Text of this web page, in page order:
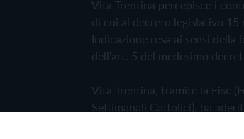
Vita Trentina percepisce i
di cui al decreto legislativo 15
Indicazione resa ai sensi della
dell'art. 5 del medesimo
Vita Trentina, tramite la Fisc
Settimanali Cattolici), ha